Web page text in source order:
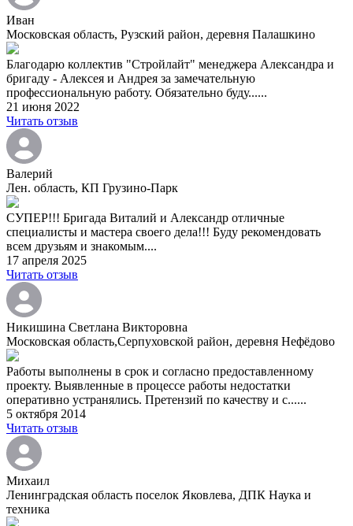
Иван
Московская область, Рузский район, деревня Палашкино
Благодарю коллектив "Стройлайт" менеджера Александра и
бригаду - Алексея и Андрея за замечательную
профессиональную работу. Обязательно буду......
21 июня 2022
Читать отзыв
Валерий
Лен. область, КП Грузино-Парк
СУПЕР!!! Бригада Виталий и Александр отличные
специалисты и мастера своего дела!!! Буду рекомендовать
всем друзьям и знакомым....
17 апреля 2025
Читать отзыв
Никишина Светлана Викторовна
Московская область,Серпуховской район, деревня Нефёдово
Работы выполнены в срок и согласно предоставленному
проекту. Выявленные в процессе работы недостатки
оперативно устранялись. Претензий по качеству и с......
5 октября 2014
Читать отзыв
Михаил
Ленинградская область поселок Яковлева, ДПК Наука и
техника